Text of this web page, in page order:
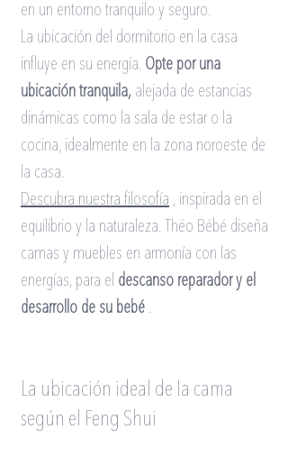
en un entorno tranquilo y seguro.
La ubicación del dormitorio en la casa
influye en su energía. Opte por una
ubicación tranquila, alejada de estancias
dinámicas como la sala de estar o la
cocina, idealmente en la zona noroeste de
la casa.
Descubra nuestra filosofía , inspirada en el
equilibrio y la naturaleza. Théo Bébé diseña
camas y muebles en armonía con las
energías, para el descanso reparador y el
desarrollo de su bebé .
La ubicación ideal de la cama
según el Feng Shui